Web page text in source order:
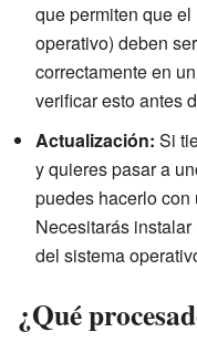
que permiten que
operativo) deben
correctamente en
verificar esto antes
Actualización: Si
y quieres pasar a
puedes hacerlo
Necesitarás
del sistema
¿Qué